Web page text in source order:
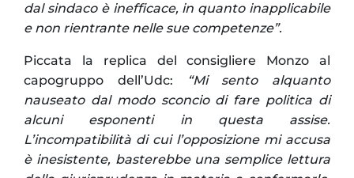
dal sindaco è inefficace, in quanto inapplicabile
e non rientrante nelle sue competenze”.
Piccata la replica del consigliere Monzo al
capogruppo dell’Udc:
“Mi sento alquanto
nauseato dal modo sconcio di fare politica di
alcuni esponenti in questa assise.
L’incompatibilità di cui l’opposizione mi accusa
è inesistente, basterebbe una semplice lettura